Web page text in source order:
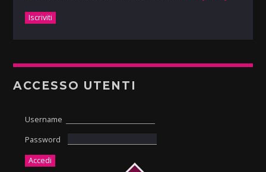
ACCESSO UTENTI
Username
Password